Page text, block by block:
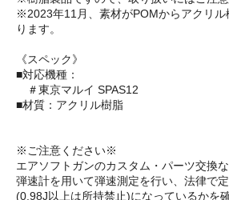
※2023年11月、素材がPOMからアクリル
ります。
《スペック》
■対応機種：
＃東京マルイ SPAS12
■材質：アクリル樹脂
※ご注意ください※
エアソフトガンのカスタム・パーツ交換
弾速計を用いて弾速測定を行い、法律で
(0.98J以上は所持禁止)になっているかを